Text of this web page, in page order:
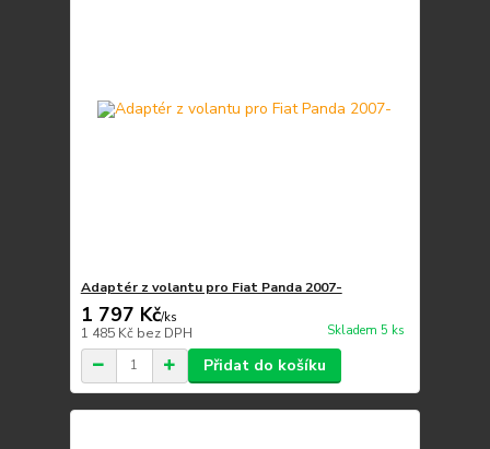
Adaptér z volantu pro Fiat Panda 2007-
1 797 Kč/ks
1 485 Kč bez DPH Skladem 5 ks
Přidat do košíku